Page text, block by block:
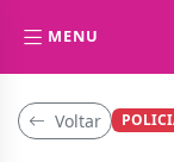
MENU
Voltar